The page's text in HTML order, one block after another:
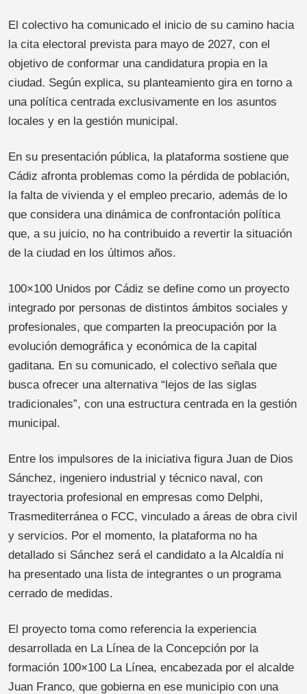
El colectivo ha comunicado el inicio de su camino hacia
la cita electoral prevista para mayo de 2027, con el
objetivo de conformar una candidatura propia en la
ciudad. Según explica, su planteamiento gira en torno a
una política centrada exclusivamente en los asuntos
locales y en la gestión municipal.
En su presentación pública, la plataforma sostiene que
Cádiz afronta problemas como la pérdida de población,
la falta de vivienda y el empleo precario, además de lo
que considera una dinámica de confrontación política
que, a su juicio, no ha contribuido a revertir la situación
de la ciudad en los últimos años.
100×100 Unidos por Cádiz se define como un proyecto
integrado por personas de distintos ámbitos sociales y
profesionales, que comparten la preocupación por la
evolución demográfica y económica de la capital
gaditana. En su comunicado, el colectivo señala que
busca ofrecer una alternativa “lejos de las siglas
tradicionales”, con una estructura centrada en la gestión
municipal.
Entre los impulsores de la iniciativa figura Juan de Dios
Sánchez, ingeniero industrial y técnico naval, con
trayectoria profesional en empresas como Delphi,
Trasmediterránea o FCC, vinculado a áreas de obra civil
y servicios. Por el momento, la plataforma no ha
detallado si Sánchez será el candidato a la Alcaldía ni
ha presentado una lista de integrantes o un programa
cerrado de medidas.
El proyecto toma como referencia la experiencia
desarrollada en La Línea de la Concepción por la
formación 100×100 La Línea, encabezada por el alcalde
Juan Franco, que gobierna en ese municipio con una